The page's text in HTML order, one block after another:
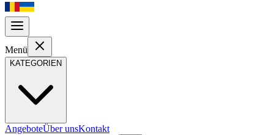
Menü
KATEGORIEN
AngeboteÜber unsKontakt